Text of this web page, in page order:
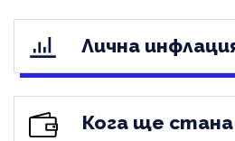
Лична
Кога ще